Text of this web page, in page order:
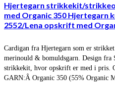
Hjertegarn strikkekit/
med Organic 350 Hjertegarn
2552/Lena opskrift med
Cardigan fra Hjertegarn som er
merinould & bomuldsgarn. Design fra
strikkekit, hvor opskrift er med i pris.
GARN:Â Organic 350 (55% Organic